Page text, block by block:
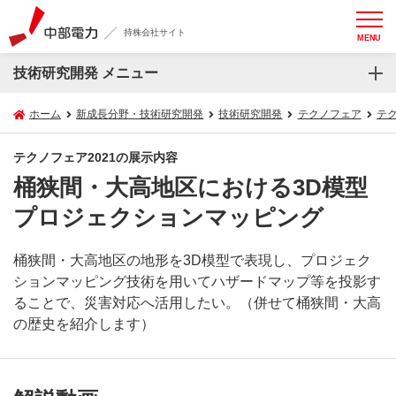
持株会社サイト MENU
技術研究開発 メニュー
ホーム 新成長分野・技術研究開発 技術研究開発 テクノフェア テ
テクノフェア2021の展示内容
桶狭間・大高地区における3D模型
プロジェクションマッピング
桶狭間・大高地区の地形を3D模型で表現し、プロジェク
ションマッピング技術を用いてハザードマップ等を投影す
ることで、災害対応へ活用したい。（併せて桶狭間・大高
の歴史を紹介します）